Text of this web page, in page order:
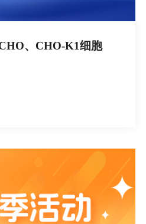
、CHO-K1细胞